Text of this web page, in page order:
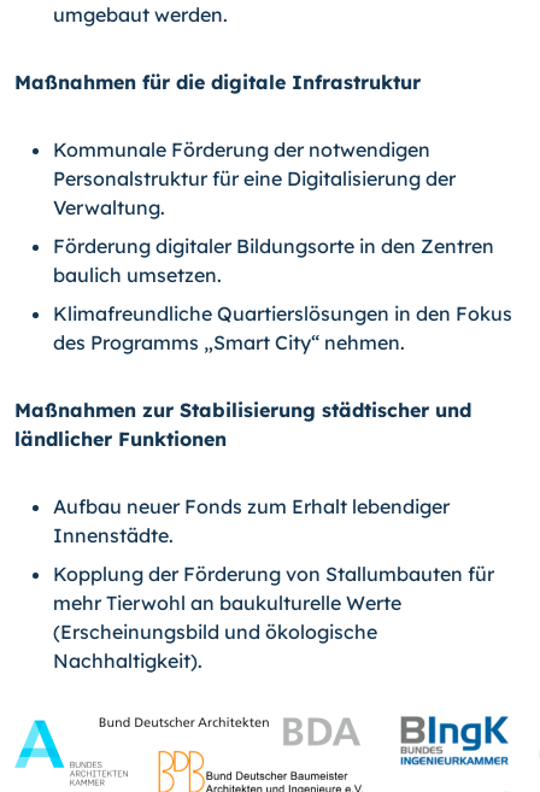
umgebaut werden.
Maßnahmen für die digitale Infrastruktur
Kommunale Förderung der notwendigen
Personalstruktur für eine Digitalisierung der
Verwaltung.
Förderung digitaler Bildungsorte in den Zentren
baulich umsetzen.
Klimafreundliche Quartierslösungen in den Fokus
des Programms „Smart City“ nehmen.
Maßnahmen zur Stabilisierung städtischer und
ländlicher Funktionen
Aufbau neuer Fonds zum Erhalt lebendiger
Innenstädte.
Kopplung der Förderung von Stallumbauten für
mehr Tierwohl an baukulturelle Werte
(Erscheinungsbild und ökologische
Nachhaltigkeit).